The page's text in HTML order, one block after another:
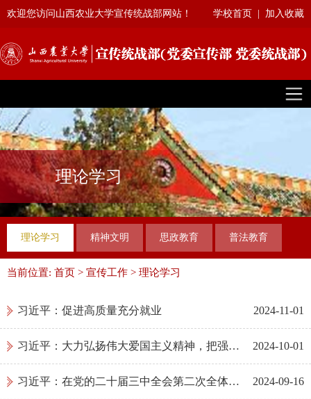
欢迎您访问山西农业大学宣传统战部网站！ 学校首页 加入收藏
理论学习
理论学习 精神文明 思政教育 普法教育
当前位置: 首页 > 宣传工作 > 理论学习
2024-11-01
习近平：促进高质量充分就业
2024-10-01
习近平：大力弘扬伟大爱国主义精神，把强国建设、民族复兴伟业不断推向前进
2024-09-16
习近平：在党的二十届三中全会第二次全体会议上的讲话（2024年7月18日）